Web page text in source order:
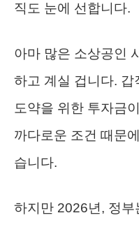
직도 눈에 선합니다.
아마 많은 소상공인
하고 계실 겁니다.
도약을 위한 투자금
까다로운 조건 때문
습니다.
하지만 2026년, 정